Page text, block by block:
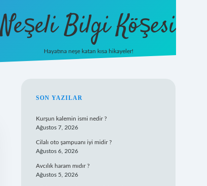
Neşeli Bilgi Köşesi
Hayatına neşe katan kısa hikayeler!
SIDEBAR
SON YAZILAR
Kurşun kalemin ismi nedir ?
Ağustos 7, 2026
Cilalı oto şampuanı iyi midir ?
Ağustos 6, 2026
Avcılık haram mıdır ?
Ağustos 5, 2026